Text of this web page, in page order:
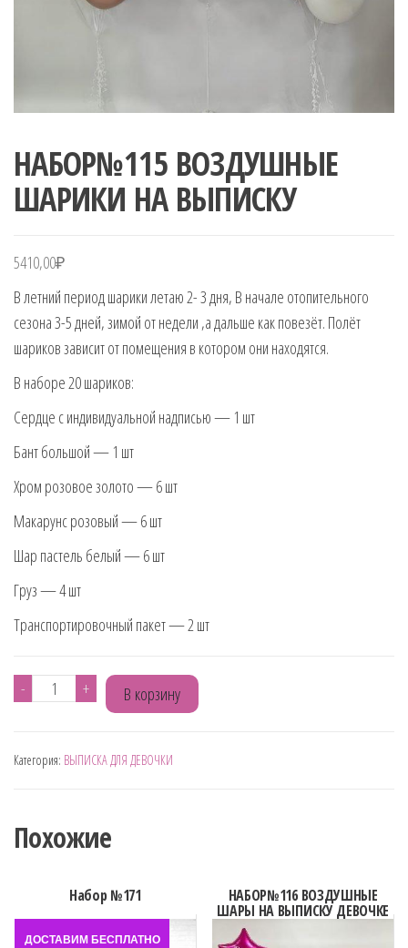
НАБОР№115 ВОЗДУШНЫЕ
ШАРИКИ НА ВЫПИСКУ
5410,00₽
В летний период шарики летаю 2- 3 дня, В начале отопительного
сезона 3-5 дней, зимой от недели ,а дальше как повезёт. Полёт
шариков зависит от помещения в котором они находятся.
В наборе 20 шариков:
Сердце с индивидуальной надписью — 1 шт
Бант большой — 1 шт
Хром розовое золото — 6 шт
Макарунс розовый — 6 шт
Шар пастель белый — 6 шт
Груз — 4 шт
Транспортировочный пакет — 2 шт
-
Количество
ВОЗДУШНЫЕ
ВЫПИСКУ
+ В корзину
Категория: ВЫПИСКА ДЛЯ ДЕВОЧКИ
Похожие
Набор №171
ДОСТАВИМ БЕСПЛАТНО
НАБОР№116 ВОЗДУШНЫЕ
ШАРЫ НА ВЫПИСКУ ДЕВОЧКЕ